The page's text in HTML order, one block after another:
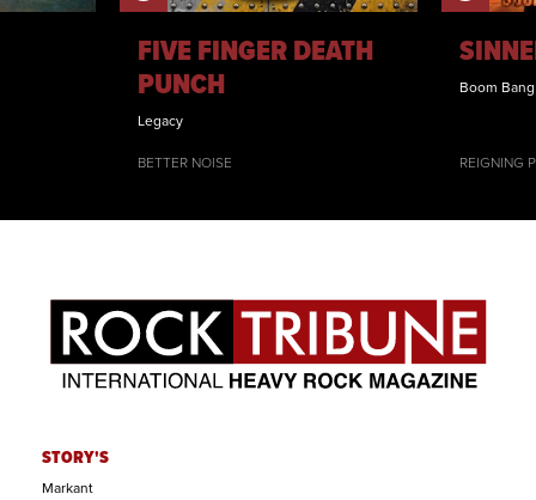
FIVE FINGER DEATH
PUNCH
Legacy
BETTER NOISE
Boom
REIGNING
STORY'S
Markant